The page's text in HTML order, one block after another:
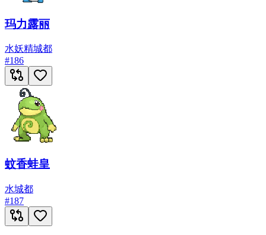
玛力露丽
水妖精城都
#186
蚊香蛙皇
水城都
#187